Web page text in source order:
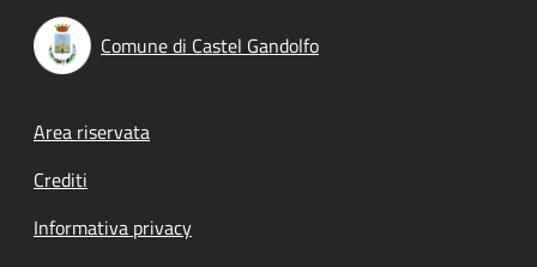
Comune di Castel Gandolfo
Footer menu
Area riservata
Crediti
Informativa privacy